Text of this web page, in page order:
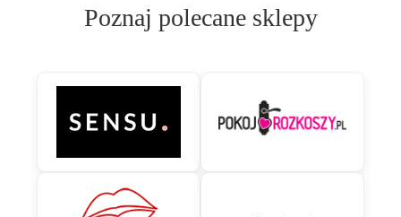
Poznaj polecane sklepy